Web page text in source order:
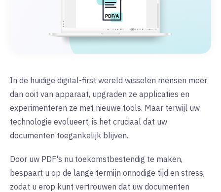
In de huidige digital-first wereld wisselen mensen meer
dan ooit van apparaat, upgraden ze applicaties en
experimenteren ze met nieuwe tools. Maar terwijl uw
technologie evolueert, is het cruciaal dat uw
documenten toegankelijk blijven.
Door uw PDF's nu toekomstbestendig te maken,
bespaart u op de lange termijn onnodige tijd en stress,
zodat u erop kunt vertrouwen dat uw documenten